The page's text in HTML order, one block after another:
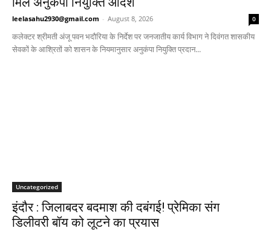
leelasahu2930@gmail.com - August 8, 2026 0
कलेक्टर श्रीमती अंजू पवन भदौरिया के निर्देश पर जनजातीय कार्य विभाग ने दिवंगत शासकीय
सेवकों के आश्रितों को शासन के नियमानुसार अनुकंपा नियुक्ति प्रदान...
Uncategorized
इंदौर : जिलाबदर बदमाश की दबंगई! प्रेमिका संग
डिलीवरी बॉय को लूटने का प्रयास